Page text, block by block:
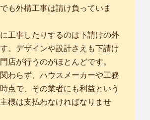
も外構工事は請け負っていま
工事したりするのは下請けの外
。デザインや設計さえも下請け
店が行うのがほとんどです。
わらず、ハウスメーカーや工務
点で、その業者にも利益という
様は支払わなければなりませ